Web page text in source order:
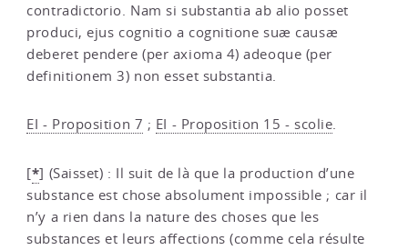
contradictorio. Nam si substantia ab alio posset
produci, ejus cognitio a cognitione suæ causæ
deberet pendere (per axioma 4) adeoque (per
definitionem 3) non esset substantia.
EI - Proposition 7 ; EI - Proposition 15 - scolie.
[*] (Saisset) : Il suit de là que la production d’une
substance est chose absolument impossible ; car il
n’y a rien dans la nature des choses que les
substances et leurs affections (comme cela résulte